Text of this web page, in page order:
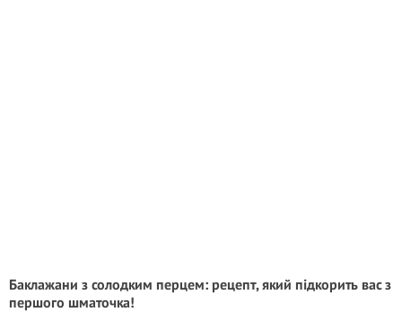
Баклажани з солодким перцем: рецепт, який підкорить вас з
першого шматочка!